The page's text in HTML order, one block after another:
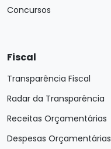
Concursos
Fiscal
Transparência Fiscal
Radar da Transparência
Receitas Orçamentárias
Despesas Orçamentárias